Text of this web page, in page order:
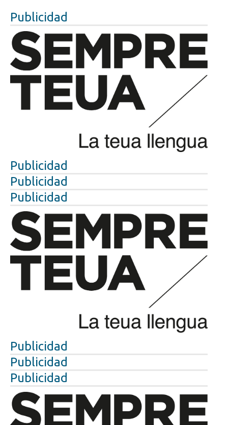
Publicidad
Publicidad
Publicidad
Publicidad
Publicidad
Publicidad
Publicidad